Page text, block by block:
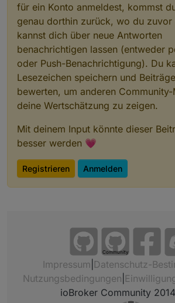
für ein Konto anmeldest, kommst
genau dorthin zurück, wo du zuvor
kannst dich über neue Antworten
benachrichtigen lassen (entweder
oder Push-Benachrichtigung). Du
Lesezeichen speichern und
bewerten, um anderen
deine Wertschätzung zu zeigen.
Mit deinem Input könnte dieser
besser werden 💗
Registrieren Anmelden
Community
Impressum Datenschutz-
Nutzungsbedingungen
ioBroker Community